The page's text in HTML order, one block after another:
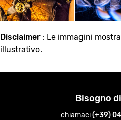
Disclaimer : Le immagini
illustrativo.
Bisogno
chiamaci(+39)